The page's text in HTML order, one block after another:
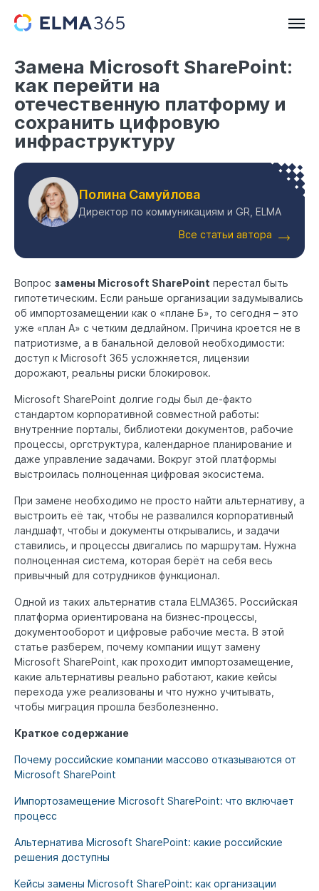
Замена Microsoft SharePoint:
как перейти на
отечественную платформу и
сохранить цифровую
инфраструктуру
Полина Самуйлова
Директор по коммуникациям и GR, ELMA
Все статьи автора
Вопрос замены Microsoft SharePoint перестал быть
гипотетическим. Если раньше организации задумывались
об импортозамещении как о «плане Б», то сегодня – это
уже «план А» с четким дедлайном. Причина кроется не в
патриотизме, а в банальной деловой необходимости:
доступ к Microsoft 365 усложняется, лицензии
дорожают, реальны риски блокировок.
Microsoft SharePoint долгие годы был де-факто
стандартом корпоративной совместной работы:
внутренние порталы, библиотеки документов, рабочие
процессы, оргструктура, календарное планирование и
даже управление задачами. Вокруг этой платформы
выстроилась полноценная цифровая экосистема.
При замене необходимо не просто найти альтернативу, а
выстроить её так, чтобы не развалился корпоративный
ландшафт, чтобы и документы открывались, и задачи
ставились, и процессы двигались по маршрутам. Нужна
полноценная система, которая берёт на себя весь
привычный для сотрудников функционал.
Одной из таких альтернатив стала ELMA365. Российская
платформа ориентирована на бизнес-процессы,
документооборот и цифровые рабочие места. В этой
статье разберем, почему компании ищут замену
Microsoft SharePoint, как проходит импортозамещение,
какие альтернативы реально работают, какие кейсы
перехода уже реализованы и что нужно учитывать,
чтобы миграция прошла безболезненно.
Краткое содержание
Почему российские компании массово отказываются от
Microsoft SharePoint
Импортозамещение Microsoft SharePoint: что включает
процесс
Альтернатива Microsoft SharePoint: какие российские
решения доступны
Кейсы замены Microsoft SharePoint: как организации